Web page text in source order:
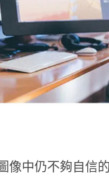
中仍不夠自信